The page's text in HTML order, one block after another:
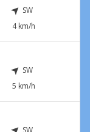
SW
4 km/h
SW
5 km/h
SW